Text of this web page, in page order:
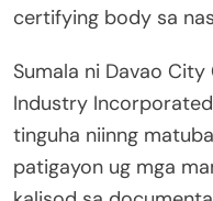
certifying body sa
Sumala ni Davao
Industry
tinguha niinng
patigayon ug mga